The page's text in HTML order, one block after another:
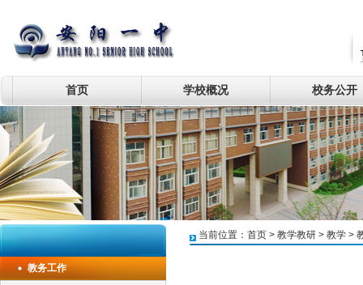
首页 学校概况 校务公开
教务工作
当前位置： 首页 > 教学教研 > 教学 >